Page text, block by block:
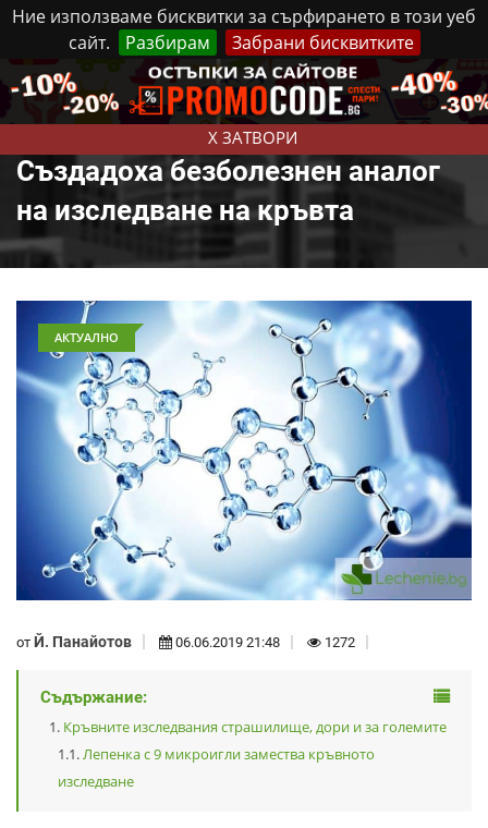
Ние използваме бисквитки за сърфирането в този уеб
сайт.
Разбирам Забрани бисквитките
X ЗАТВОРИ
Петък, 7 Август, 2026 Реклама Контакти
Създадоха безболезнен аналог
на изследване на кръвта
АКТУАЛНО
от Й. Панайотов 06.06.2019 21:48 1272
Съдържание:
Кръвните изследвания страшилище, дори и за големите
Лепенка с 9 микроигли замества кръвното
изследване